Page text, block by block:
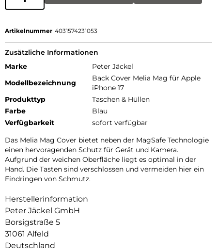
Artikelnummer 4031574231053
Zusätzliche Informationen
Marke
Peter Jäckel
Modellbezeichnung
Back Cover Melia Mag für Apple
iPhone 17
Produkttyp
Taschen & Hüllen
Farbe
Blau
Verfügbarkeit
sofort verfügbar
Das Melia Mag Cover bietet neben der MagSafe Technologie
einen hervoragenden Schutz für Gerät und Kamera.
Aufgrund der weichen Oberfläche liegt es optimal in der
Hand. Die Tasten sind verschlossen und vermeiden hier ein
Eindringen von Schmutz.
Herstellerinformation
Peter Jäckel GmbH
Borsigstraße 5
31061 Alfeld
Deutschland